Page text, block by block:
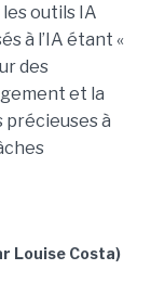
outils IA
à l’IA étant «
des
et la
à
Louise Costa)